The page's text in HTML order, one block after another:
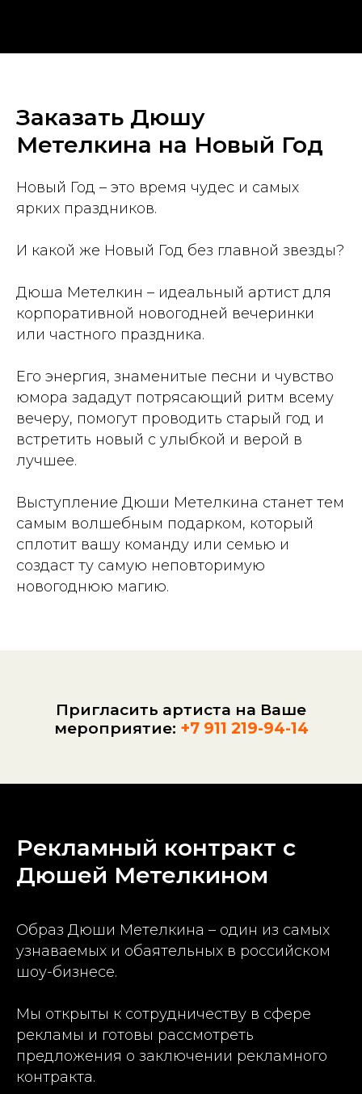
Заказать Дюшу
Метелкина на Новый Год
Новый Год – это время чудес и самых
ярких праздников.
И какой же Новый Год без главной звезды?
Дюша Метелкин – идеальный артист для
корпоративной новогодней вечеринки
или частного праздника.
Его энергия, знаменитые песни и чувство
юмора зададут потрясающий ритм всему
вечеру, помогут проводить старый год и
встретить новый с улыбкой и верой в
лучшее.
Выступление Дюши Метелкина станет тем
самым волшебным подарком, который
сплотит вашу команду или семью и
создаст ту самую неповторимую
новогоднюю магию.
Пригласить артиста на Ваше
мероприятие: +7 911 219-94-14
Рекламный контракт с
Дюшей Метелкином
Образ Дюши Метелкина – один из самых
узнаваемых и обаятельных в российском
шоу-бизнесе.
Мы открыты к сотрудничеству в сфере
рекламы и готовы рассмотреть
предложения о заключении рекламного
контракта.